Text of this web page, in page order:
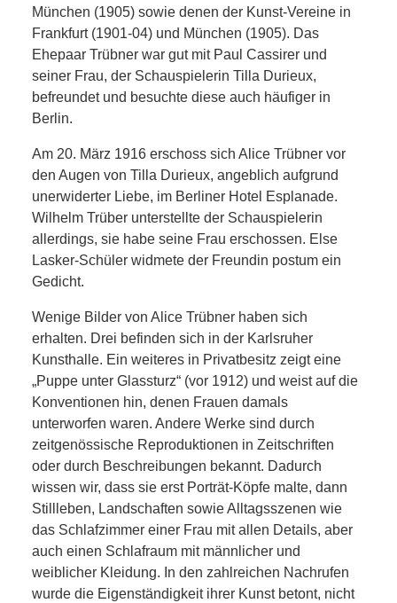
München (1905) sowie denen der Kunst-Vereine in
Frankfurt (1901-04) und München (1905). Das
Ehepaar Trübner war gut mit Paul Cassirer und
seiner Frau, der Schauspielerin Tilla Durieux,
befreundet und besuchte diese auch häufiger in
Berlin.
Am 20. März 1916 erschoss sich Alice Trübner vor
den Augen von Tilla Durieux, angeblich aufgrund
unerwiderter Liebe, im Berliner Hotel Esplanade.
Wilhelm Trüber unterstellte der Schauspielerin
allerdings, sie habe seine Frau erschossen. Else
Lasker-Schüler widmete der Freundin postum ein
Gedicht.
Wenige Bilder von Alice Trübner haben sich
erhalten. Drei befinden sich in der Karlsruher
Kunsthalle. Ein weiteres in Privatbesitz zeigt eine
„Puppe unter Glassturz“ (vor 1912) und weist auf die
Konventionen hin, denen Frauen damals
unterworfen waren. Andere Werke sind durch
zeitgenössische Reproduktionen in Zeitschriften
oder durch Beschreibungen bekannt. Dadurch
wissen wir, dass sie erst Porträt-Köpfe malte, dann
Stillleben, Landschaften sowie Alltagsszenen wie
das Schlafzimmer einer Frau mit allen Details, aber
auch einen Schlafraum mit männlicher und
weiblicher Kleidung. In den zahlreichen Nachrufen
wurde die Eigenständigkeit ihrer Kunst betont, nicht